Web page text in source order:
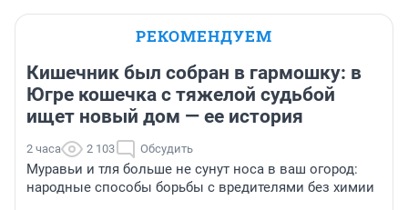
РЕКОМЕНДУЕМ
Кишечник был собран в гармошку: в
Югре кошечка с тяжелой судьбой
ищет новый дом — ее история
2 часа 2 103 Обсудить
Муравьи и тля больше не сунут носа в ваш огород:
народные способы борьбы с вредителями без химии